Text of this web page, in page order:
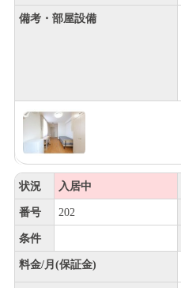
備考・部屋設備
状況 入居中
番号 202
条件
料金/月(保証金)